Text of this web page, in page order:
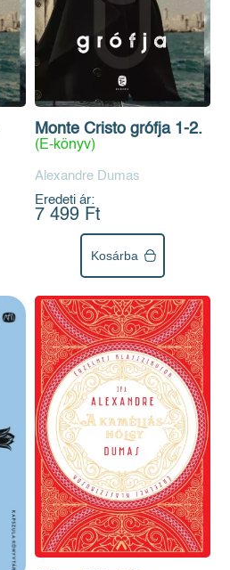
Monte Cristo grófja 1-2.
(E-könyv)
Alexandre Dumas
Eredeti ár:
7 499 Ft
Kosárba